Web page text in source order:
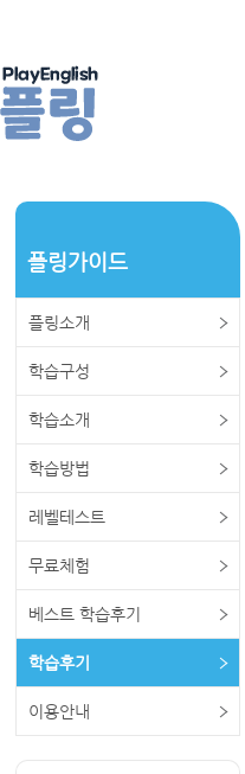
플링가이드
플링소개
학습구성
학습소개
학습방법
레벨테스트
무료체험
베스트 학습후기
학습후기
이용안내